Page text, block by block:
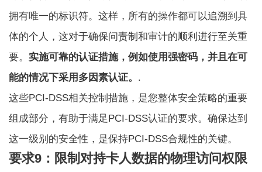
拥有唯一的标识符。这样，所有的操作都可以追溯到具
体的个人，这对于确保问责制和审计的顺利进行至关重
要。 实施可靠的认证措施，例如使用强密码，并且在可
能的情况下采用多因素认证。 .
这些PCI-DSS相关控制措施，是您整体安全策略的重要
组成部分，有助于满足PCI-DSS认证的要求。确保达到
这一级别的安全性，是保持PCI-DSS合规性的关键。
要求9：限制对持卡人数据的物理访问权限